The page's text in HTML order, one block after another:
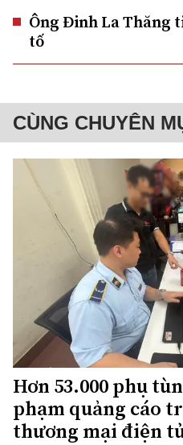
Ông Đinh La Thăng
tố
CÙNG CHUYÊN
Hơn 53.000 phụ
phạm quảng cáo
thương mại điện